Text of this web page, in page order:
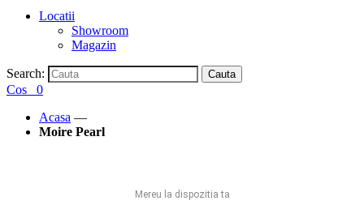
Locatii
Showroom
Magazin
Search: Cauta
Cos
0
Acasa —
Moire Pearl
Mereu la dispozitia ta